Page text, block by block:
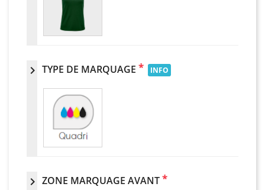
chevron_right TYPE DE MARQUAGE * INFO
chevron_right ZONE MARQUAGE AVANT*